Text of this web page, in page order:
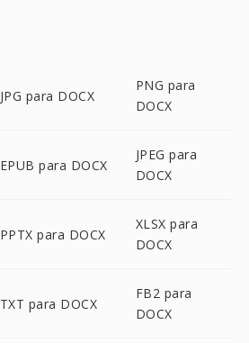
JPG para DOCX
PNG para
DOCX
EPUB para DOCX
JPEG para
DOCX
PPTX para DOCX
XLSX para
DOCX
TXT para DOCX
FB2 para
DOCX